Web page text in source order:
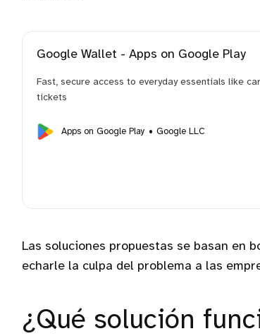
Google Wallet - Apps on Google Play
Fast, secure access to everyday essentials like
tickets
Apps on Google Play Google LLC
Las soluciones propuestas se basan en
echarle la culpa del problema a las
¿Qué solución